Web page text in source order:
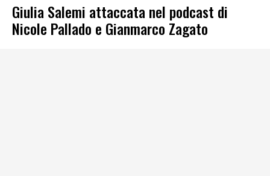
Giulia Salemi attaccata nel podcast di
Nicole Pallado e Gianmarco Zagato